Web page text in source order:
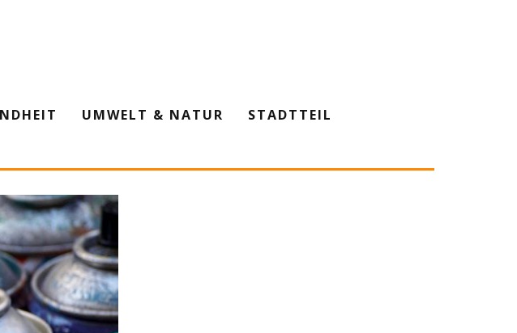
UMWELT & NATUR
STADTTEIL